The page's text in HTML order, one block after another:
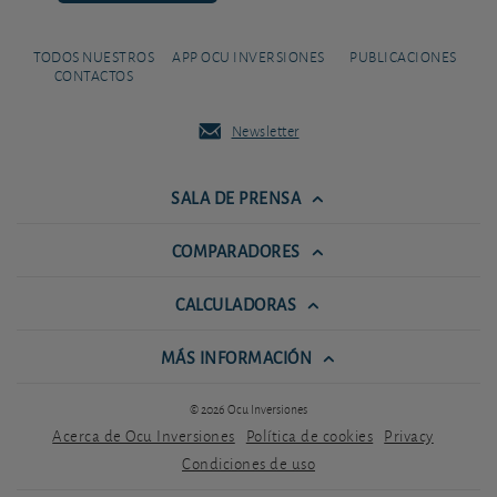
TODOS NUESTROS
CONTACTOS
APP OCU INVERSIONES PUBLICACIONES
Newsletter
SALA DE PRENSA
COMPARADORES
CALCULADORAS
MÁS INFORMACIÓN
© 2026 Ocu Inversiones
Acerca de Ocu Inversiones Política de cookies Privacy
Condiciones de uso